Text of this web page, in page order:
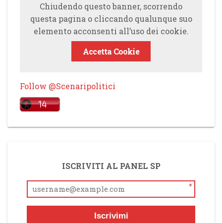
Chiudendo questo banner, scorrendo
questa pagina o cliccando qualunque suo
elemento acconsenti all’uso dei cookie.
Accetta Cookie
Follow @Scenaripolitici
ISCRIVITI AL PANEL SP
*
Iscrivimi